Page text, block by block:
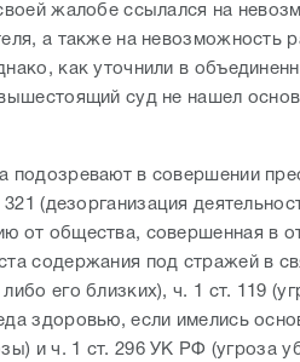
жалобе ссылался на
а также на невозможность
как уточнили в
суд не нашел
подозревают в совершении
(дезорганизация
от общества, совершенная в
содержания под стражей в
его близких), ч. 1 ст. 119
здоровью, если имелись
и ч. 1 ст. 296 УК РФ (угроза